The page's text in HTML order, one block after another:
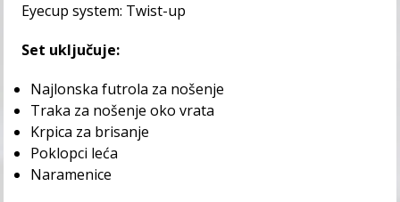
Eyecup system: Twist-up
Set uključuje:
Najlonska futrola za nošenje
Traka za nošenje oko vrata
Krpica za brisanje
Poklopci leća
Naramenice